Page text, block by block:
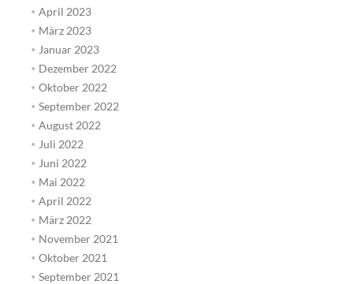
April 2023
März 2023
Januar 2023
Dezember 2022
Oktober 2022
September 2022
August 2022
Juli 2022
Juni 2022
Mai 2022
April 2022
März 2022
November 2021
Oktober 2021
September 2021